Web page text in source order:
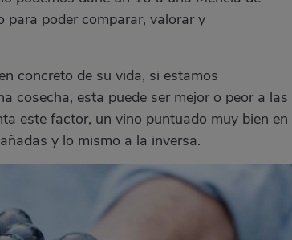
para poder comparar, valorar y
concreto de su vida, si estamos
cosecha, esta puede ser mejor o peor a las
este factor, un vino puntuado muy bien en
y lo mismo a la inversa.